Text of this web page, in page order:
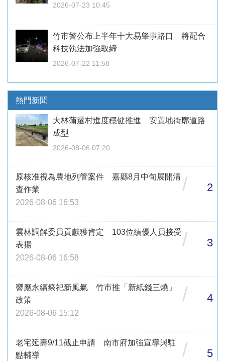
2026-07-23 10:45
竹市警公布上半年十大易肇事路口 將配合
科技執法加強取締
2026-07-22 11:58
熱門新聞
大林蒲遷村進度穩健推進 安置地街廓道路
成型
2026-08-06 07:20
原核准視為農地列管案件 嘉縣8月中旬展開清
查作業
2026-08-06 16:53
/ 2
雲林調解委員貢獻獲肯定 103位績優人員接受
表揚
2026-08-06 16:58
/ 3
響應永續祭祀新風氣 竹市推「新紙錢三燒」
政策
2026-08-06 15:12
/ 4
老宅延壽9/11截止申請 南市府加強宣導與駐
點輔導
/ 5